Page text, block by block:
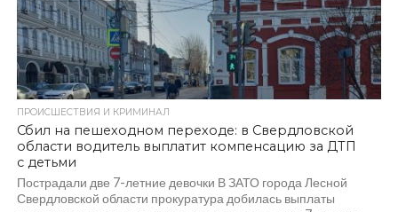
ПРОИСШЕСТВИЯ И КРИМИНАЛ
Сбил на пешеходном переходе: в Свердловской
области водитель выплатит компенсацию за ДТП
с детьми
Пострадали две 7-летние девочки В ЗАТО города Лесной
Свердловской области прокуратура добилась выплаты